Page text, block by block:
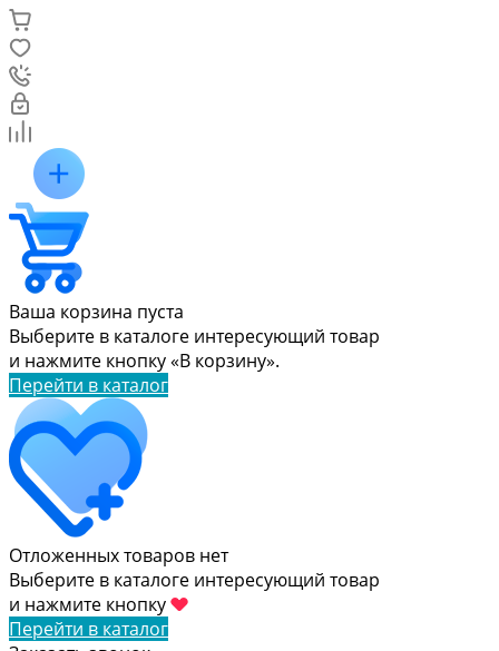
Ваша корзина пуста
Выберите в каталоге интересующий товар
и нажмите кнопку «В корзину».
Перейти в каталог
Отложенных товаров нет
Выберите в каталоге интересующий товар
и нажмите кнопку
Перейти в каталог